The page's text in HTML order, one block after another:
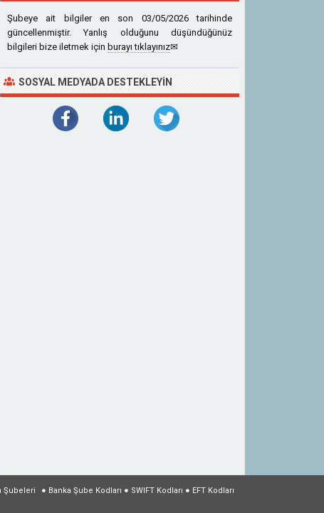
Şubeye ait bilgiler en son 03/05/2026 tarihinde
güncellenmiştir. Yanlış olduğunu düşündüğünüz
bilgileri bize iletmek için burayı tıklayınız✉
SOSYAL MEDYADA DESTEKLEYIN
● Banka Şube Kodları ● SWIFT Kodları ● EFT Kodları
Şubeleri